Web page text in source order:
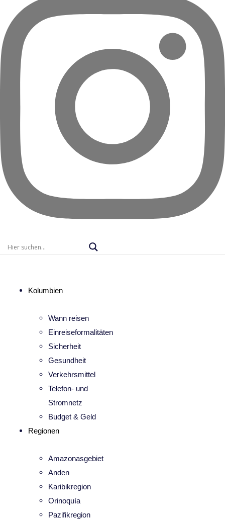
Kolumbien
Wann reisen
Einreiseformalitäten
Sicherheit
Gesundheit
Verkehrsmittel
Telefon- und
Stromnetz
Budget & Geld
Regionen
Amazonasgebiet
Anden
Karibikregion
Orinoquía
Pazifikregion